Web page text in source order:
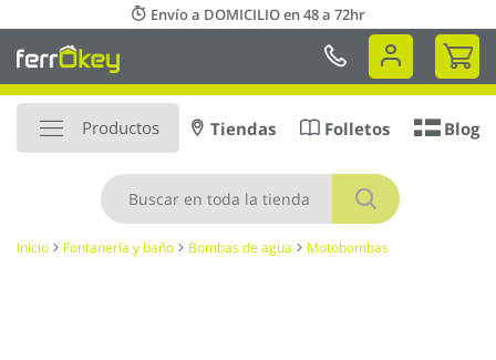
al
contenido
Envío a DOMICILIO en 48 a 72hr
Mi
Productos
Buscar
Tiendas Folletos Blog
Inicio Fontanería y baño Bombas de agua Motobombas